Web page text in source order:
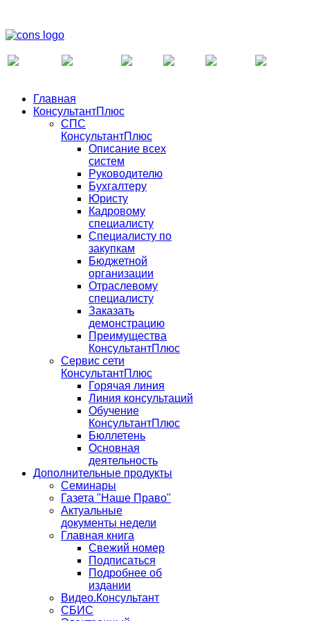
Главная
КонсультантПлюс
СПС
КонсультантПлюс
Описание всех
систем
Руководителю
Бухгалтеру
Юристу
Кадровому
специалисту
Специалисту по
закупкам
Бюджетной
организации
Отраслевому
специалисту
Заказать
демонстрацию
Преимущества
КонсультантПлюс
Сервис сети
КонсультантПлюс
Горячая линия
Линия консультаций
Обучение
КонсультантПлюс
Бюллетень
Основная
деятельность
Дополнительные продукты
Семинары
Газета "Наше Право"
Актуальные
документы недели
Главная книга
Свежий номер
Подписаться
Подробнее об
издании
Видео.Консультант
СБИС